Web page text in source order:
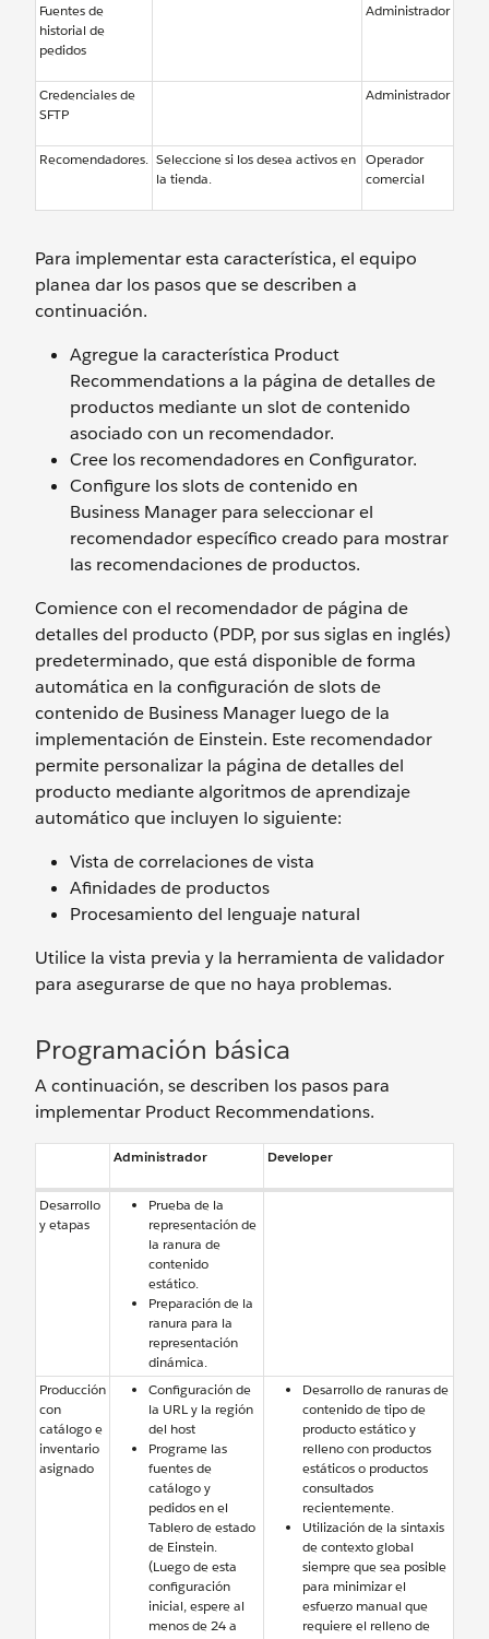
Fuentes de
historial de
pedidos
Administrador
Credenciales de
SFTP
Administrador
Recomendadores. Seleccione si los desea activos en
la tienda.
Operador
comercial
Para implementar esta característica, el equipo
planea dar los pasos que se describen a
continuación.
Agregue la característica Product
Recommendations a la página de detalles de
productos mediante un slot de contenido
asociado con un recomendador.
Cree los recomendadores en Configurator.
Configure los slots de contenido en
Business Manager para seleccionar el
recomendador específico creado para mostrar
las recomendaciones de productos.
Comience con el recomendador de página de
detalles del producto (PDP, por sus siglas en inglés)
predeterminado, que está disponible de forma
automática en la configuración de slots de
contenido de Business Manager luego de la
implementación de Einstein. Este recomendador
permite personalizar la página de detalles del
producto mediante algoritmos de aprendizaje
automático que incluyen lo siguiente:
Vista de correlaciones de vista
Afinidades de productos
Procesamiento del lenguaje natural
Utilice la vista previa y la herramienta de validador
para asegurarse de que no haya problemas.
Programación básica
A continuación, se describen los pasos para
implementar Product Recommendations.
Administrador Developer
Desarrollo
y etapas
Prueba de la
representación de
la ranura de
contenido
estático.
Preparación de la
ranura para la
representación
dinámica.
Producción
con
catálogo e
inventario
asignado
Configuración de
la URL y la región
del host
Programe las
fuentes de
catálogo y
pedidos en el
Tablero de estado
de Einstein.
(Luego de esta
configuración
inicial, espere al
menos de 24 a
Desarrollo de ranuras de
contenido de tipo de
producto estático y
relleno con productos
estáticos o productos
consultados
recientemente.
Utilización de la sintaxis
de contexto global
siempre que sea posible
para minimizar el
esfuerzo manual que
requiere el relleno de